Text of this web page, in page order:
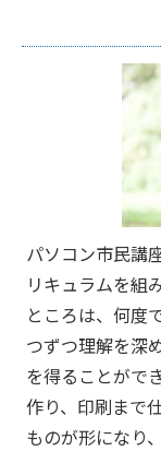
パソコン市民講
リキュラムを組
ところは、何度
つずつ理解を深
を得ることがで
作り、印刷まで
ものが形になり